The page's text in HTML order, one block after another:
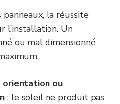
la réussite
l’installation. Un
ou mal dimensionné
orientation ou
: le soleil ne produit pas